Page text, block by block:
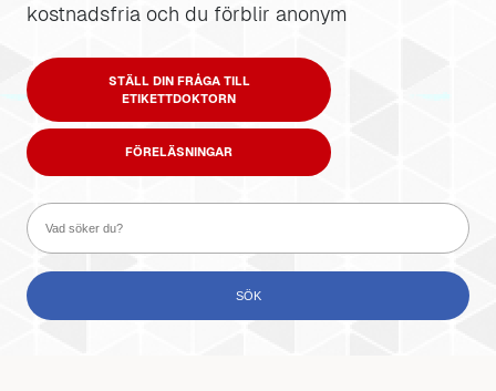
kostnadsfria och du förblir anonym
STÄLL DIN FRÅGA TILL
ETIKETTDOKTORN
FÖRELÄSNINGAR